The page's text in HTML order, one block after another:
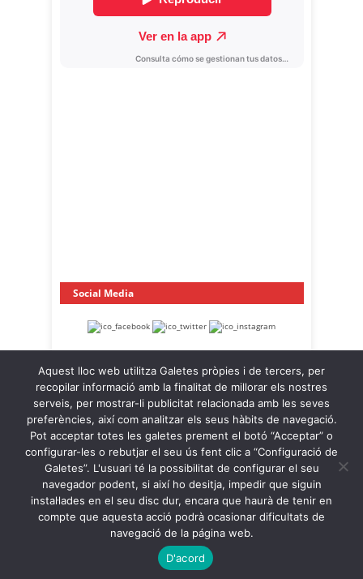
Social Media
OnaCat.Ràdio -- Powered by OnaCat.Ràdio
Notícies A la Carta
OnaCat.Ràdio Directe
Agenda
Contacte
Política de Privacitat
Política de Galetes
Back to Top ↑
Aquest lloc web utilitza Galetes pròpies i de tercers, per
recopilar informació amb la finalitat de millorar els nostres
serveis, per mostrar-li publicitat relacionada amb les seves
preferències, així com analitzar els seus hàbits de navegació.
Pot acceptar totes les galetes prement el botó “Acceptar” o
configurar-les o rebutjar el seu ús fent clic a “Configuració de
Galetes”. L'usuari té la possibilitat de configurar el seu
navegador podent, si així ho desitja, impedir que siguin
instal·lades en el seu disc dur, encara que haurà de tenir en
compte que aquesta acció podrà ocasionar dificultats de
navegació de la página web.
D'acord